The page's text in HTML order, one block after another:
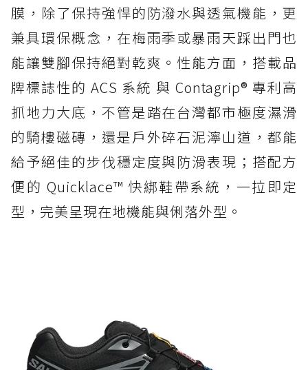
膜，除了保持強悍的防潑水與透氣機能，更
兼具環保概念，在梅雨季或暴雨天踩出門也
能讓雙腳保持絕對乾爽。性能方面，搭載品
牌標誌性的 ACS 系統 與 Contagrip® 專利高
抓地力大底，不管是踏在台灣都市極度濕滑
的騎樓磁磚，還是戶外碎石泥濘山道，都能
給予絕佳的步伐穩定度與防滑表現；搭配方
便的 Quicklace™ 快綁鞋帶系統，一拉即定
型，完美呈現在地機能與俐落外型。